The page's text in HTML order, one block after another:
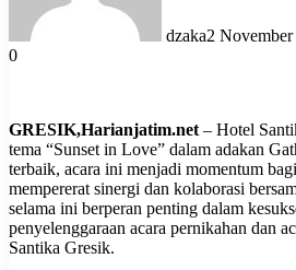
dzaka2
0
GRESIK,Harianjatim.net – Hotel
tema “Sunset in Love” dalam adakan
terbaik, acara ini menjadi momentum
mempererat sinergi dan kolaborasi
selama ini berperan penting dalam
penyelenggaraan acara pernikahan dan
Santika Gresik.